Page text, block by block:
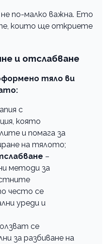
по-малко важна. Ето
които ще откриете
и отслабване
тяло ви
с
която
и помага за
на тялото;
–
методи за
често се
уреди и
се
за разбиване на